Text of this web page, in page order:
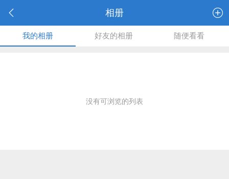
相册
我的相册 好友的相册 随便看看
没有可浏览的列表